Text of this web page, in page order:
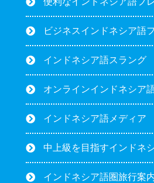
ビジネスインドネシア語
インドネシア語スラング
オンラインインドネシア
インドネシア語メディア
中上級を目指すインドネ
インドネシア語圏旅行案